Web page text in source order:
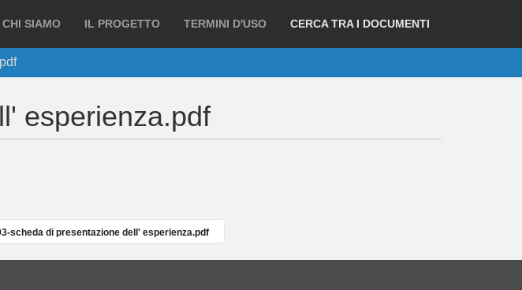
CHI SIAMO IL PROGETTO TERMINI D'USO CERCA TRA I DOCUMENTI
esperienza.pdf
scheda di presentazione dell' esperienza.pdf